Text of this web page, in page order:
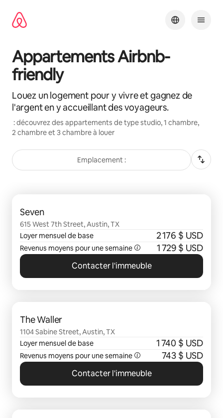
directement
Appartements Airbnb-
friendly
Louez un logement pour y vivre et gagnez de
l'argent en y accueillant des voyageurs.
: découvrez des appartements de type studio, 1 chambre,
2 chambre et 3 chambre à louer
Emplacement :
Seven
615 West 7th Street, Austin, TX
Loyer mensuel de base
2 176 $ USD
Revenus moyens pour une semaine 1 729 $ USD
Contacter l'immeuble
The Waller
1104 Sabine Street, Austin, TX
Loyer mensuel de base
1 740 $ USD
Revenus moyens pour une semaine 743 $ USD
Contacter l'immeuble